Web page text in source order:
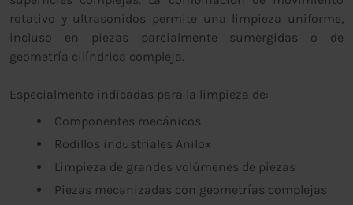
rotativo y ultrasonidos permite una limpieza uniforme,
incluso en piezas parcialmente sumergidas o de
geometría cilíndrica compleja.
Especialmente indicadas para la limpieza de:
Componentes mecánicos
Rodillos industriales Anilox
Limpieza de grandes volúmenes de piezas
Piezas mecanizadas con geometrías complejas